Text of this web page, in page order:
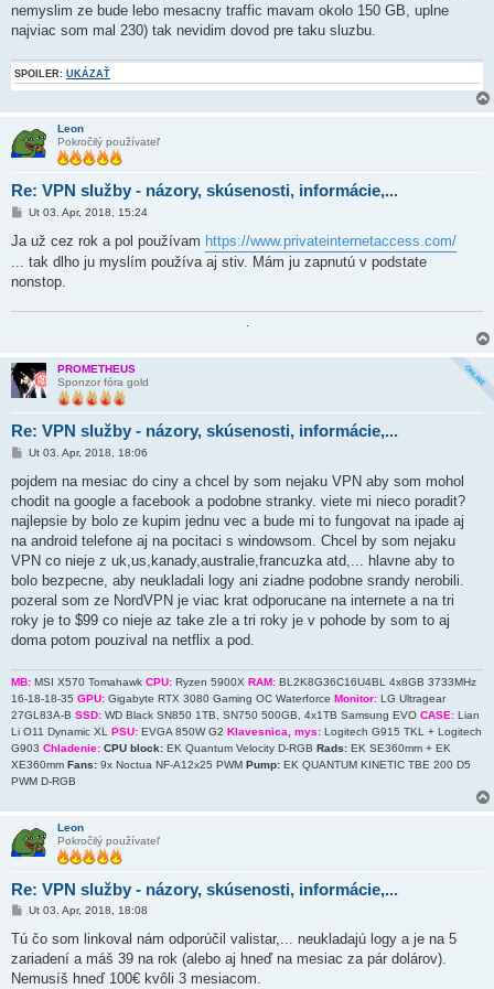
nemyslim ze bude lebo mesacny traffic mavam okolo 150 GB, uplne
najviac som mal 230) tak nevidim dovod pre taku sluzbu.
SPOILER: UKÁZAŤ
Leon
Pokročilý používateľ
Re: VPN služby - názory, skúsenosti, informácie,...
P
í
p
e
v
Ut 03. Apr, 2018, 15:24
Ja už cez rok a pol používam https://www.privateinternetaccess.com/
... tak dlho ju myslím používa aj stiv. Mám ju zapnutú v podstate
nonstop.
.
PROMETHEUS
Sponzor fóra gold
Re: VPN služby - názory, skúsenosti, informácie,...
P
í
s
p
e
v
o
k
Ut 03. Apr, 2018, 18:06
pojdem na mesiac do ciny a chcel by som nejaku VPN aby som mohol
chodit na google a facebook a podobne stranky. viete mi nieco poradit?
najlepsie by bolo ze kupim jednu vec a bude mi to fungovat na ipade aj
na android telefone aj na pocitaci s windowsom. Chcel by som nejaku
VPN co nieje z uk,us,kanady,australie,francuzka atd,... hlavne aby to
bolo bezpecne, aby neukladali logy ani ziadne podobne srandy nerobili.
pozeral som ze NordVPN je viac krat odporucane na internete a na tri
roky je to $99 co nieje az take zle a tri roky je v pohode by som to aj
doma potom pouzival na netflix a pod.
MB: MSI X570 Tomahawk CPU: Ryzen 5900X RAM: BL2K8G36C16U4BL 4x8GB 3733MHz
16-18-18-35 GPU: Gigabyte RTX 3080 Gaming OC Waterforce Monitor: LG Ultragear
27GL83A-B SSD: WD Black SN850 1TB, SN750 500GB, 4x1TB Samsung EVO CASE: Lian
Li O11 Dynamic XL PSU: EVGA 850W G2 Klavesnica, mys: Logitech G915 TKL + Logitech
G903 Chladenie: CPU block: EK Quantum Velocity D-RGB Rads: EK SE360mm + EK
XE360mm Fans: 9x Noctua NF-A12x25 PWM Pump: EK QUANTUM KINETIC TBE 200 D5
PWM D-RGB
Leon
Pokročilý používateľ
Re: VPN služby - názory, skúsenosti, informácie,...
P
í
p
e
Ut 03. Apr, 2018, 18:08
Tú čo som linkoval nám odporúčil valistar,... neukladajú logy a je na 5
zariadení a máš 39 na rok (alebo aj hneď na mesiac za pár dolárov).
Nemusíš hneď 100€ kvôli 3 mesiacom.